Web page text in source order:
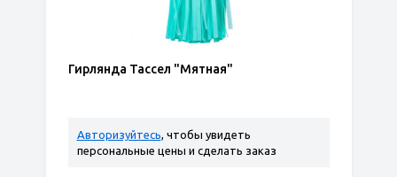
Гирлянда Тассел "Мятная"
Авторизуйтесь, чтобы увидеть
персональные цены и сделать заказ